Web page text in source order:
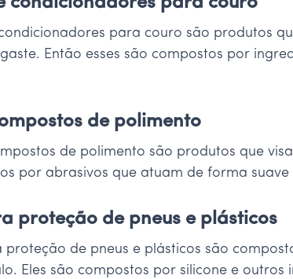
para couro são produtos
Então esses são compostos por
de polimento
de polimento são produtos que
por abrasivos que atuam de forma
proteção de pneus e plásticos
proteção de pneus e plásticos são
Eles são compostos por silicone e